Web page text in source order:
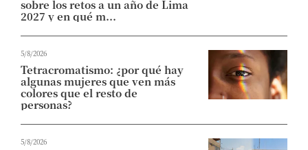
sobre los retos a un año de Lima
2027 y en qué m...
5/8/2026
Tetracromatismo: ¿por qué hay
algunas mujeres que ven más
colores que el resto de
personas?
5/8/2026